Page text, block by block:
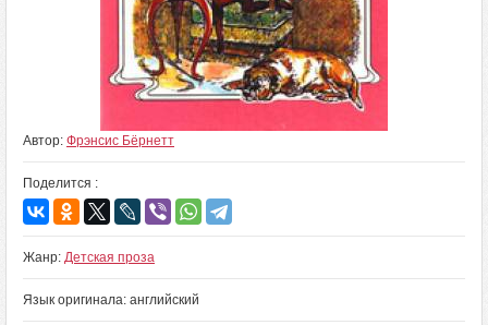
Автор: Фрэнсис Бёрнетт
Поделится :
Жанр: Детская проза
Язык оригинала: английский